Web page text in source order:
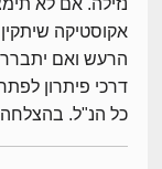
נזילה. אם לא
אקוסטיקה
הרעש ואם יתברר
דרכי פיתרון
כל הנ"ל. בהצלחה